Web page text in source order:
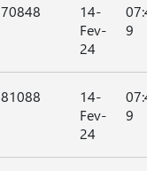
70848
14-
Fev-
24
9
81088
14-
Fev-
24
9